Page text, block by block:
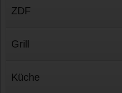
ZDF
Grill
Küche